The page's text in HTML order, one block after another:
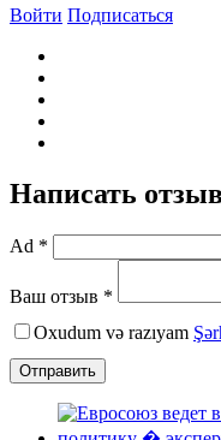
Войти Подписаться
Написать
Ad *
Ваш отзыв *
Oxudum və razıyam
Отправить